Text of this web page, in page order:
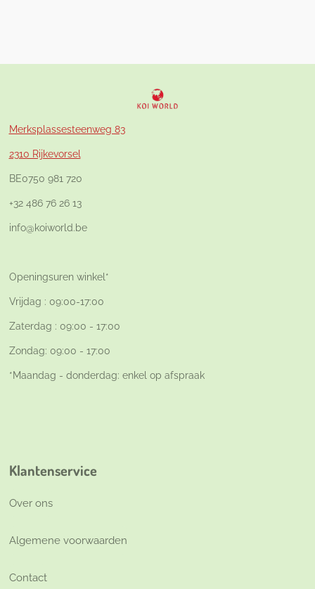
Merksplassesteenweg 83
2310 Rijkevorsel
BE0750 981 720
+32 486 76 26 13
info@koiworld.be
Openingsuren winkel*
Vrijdag : 09:00-17:00
Zaterdag : 09:00 - 17:00
Zondag: 09:00 - 17:00
*Maandag - donderdag: enkel op afspraak
Klantenservice
Over ons
Algemene voorwaarden
Contact